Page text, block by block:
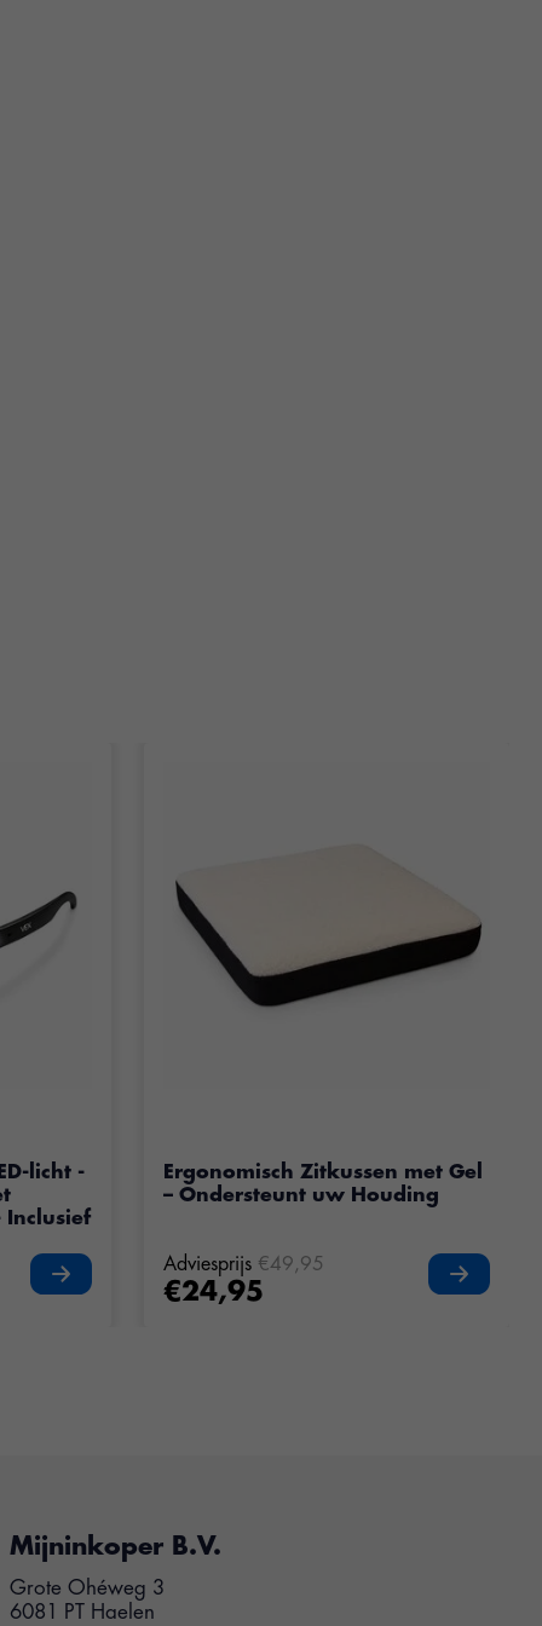
is
licht -
Ergonomisch Zitkussen met Gel
– Ondersteunt uw Houding
Adviesprijs €49,95
€24,95
Mijninkoper B.V.
Grote Ohéweg 3
6081 PT Haelen